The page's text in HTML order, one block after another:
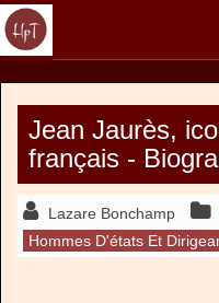
Jean Jaurès,
français -
Lazare Bonchamp
Hommes D'états Et